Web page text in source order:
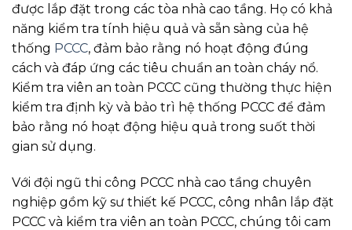
được lắp đặt trong các tòa nhà cao tầng. Họ có khả
năng kiểm tra tính hiệu quả và sẵn sàng của hệ
thống PCCC, đảm bảo rằng nó hoạt động đúng
cách và đáp ứng các tiêu chuẩn an toàn cháy nổ.
Kiểm tra viên an toàn PCCC cũng thường thực hiện
kiểm tra định kỳ và bảo trì hệ thống PCCC để đảm
bảo rằng nó hoạt động hiệu quả trong suốt thời
gian sử dụng.
Với đội ngũ thi công PCCC nhà cao tầng chuyên
nghiệp gồm kỹ sư thiết kế PCCC, công nhân lắp đặt
PCCC và kiểm tra viên an toàn PCCC, chúng tôi cam